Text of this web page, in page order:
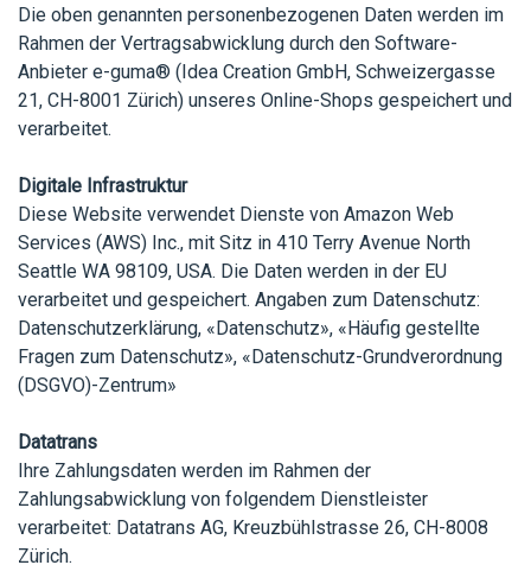
Die oben genannten personenbezogenen Daten werden im
Rahmen der Vertragsabwicklung durch den Software-
Anbieter e-guma® (Idea Creation GmbH, Schweizergasse
21, CH-8001 Zürich) unseres Online-Shops gespeichert und
verarbeitet.
Digitale Infrastruktur
Diese Website verwendet Dienste von Amazon Web
Services (AWS) Inc., mit Sitz in 410 Terry Avenue North
Seattle WA 98109, USA. Die Daten werden in der EU
verarbeitet und gespeichert. Angaben zum Datenschutz:
Datenschutzerklärung, «Datenschutz», «Häufig gestellte
Fragen zum Datenschutz», «Datenschutz-Grundverordnung
(DSGVO)-Zentrum»
Datatrans
Ihre Zahlungsdaten werden im Rahmen der
Zahlungsabwicklung von folgendem Dienstleister
verarbeitet: Datatrans AG, Kreuzbühlstrasse 26, CH-8008
Zürich.